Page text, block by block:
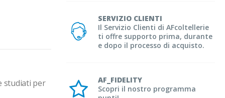
SERVIZIO CLIENTI
Il Servizio Clienti di AFcoltellerie
ti offre supporto prima, durante
e dopo il processo di acquisto.
AF_FIDELITY
Scopri il nostro programma
studiati per